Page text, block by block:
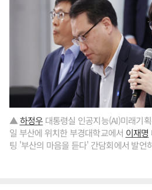
▲하정우 대통령실 인공지능(AI)미래기
일 부산에 위치한 부경대학교에서 이재명
팅 '부산의 마음을 듣다' 간담회에서 발언